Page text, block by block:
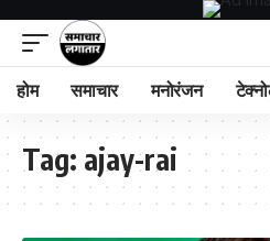
होम समाचार मनोरंजन
Tag: ajay-rai